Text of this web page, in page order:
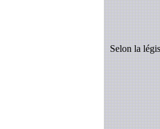
Selon la